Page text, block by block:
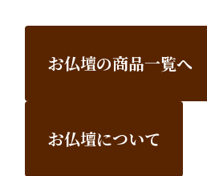
お仏壇の商品一覧へ
お仏壇について